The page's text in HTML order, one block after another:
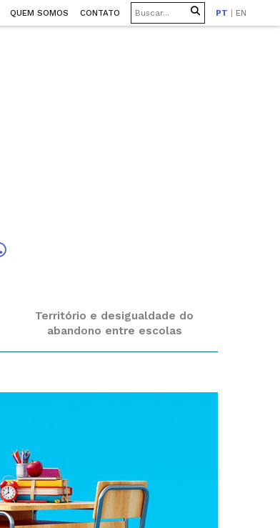
QUEM SOMOS CONTATO PT | EN
Território e desigualdade do
abandono entre escolas